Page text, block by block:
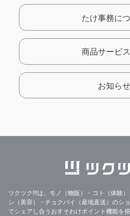
たけ事務に
商品サービ
お知らせ
ツクツク!!!は、モノ（物販）・コト（体験
シ（美容）・チョクバイ（産地直送）のシ
でシェアし合うおすそわけポイント機能を